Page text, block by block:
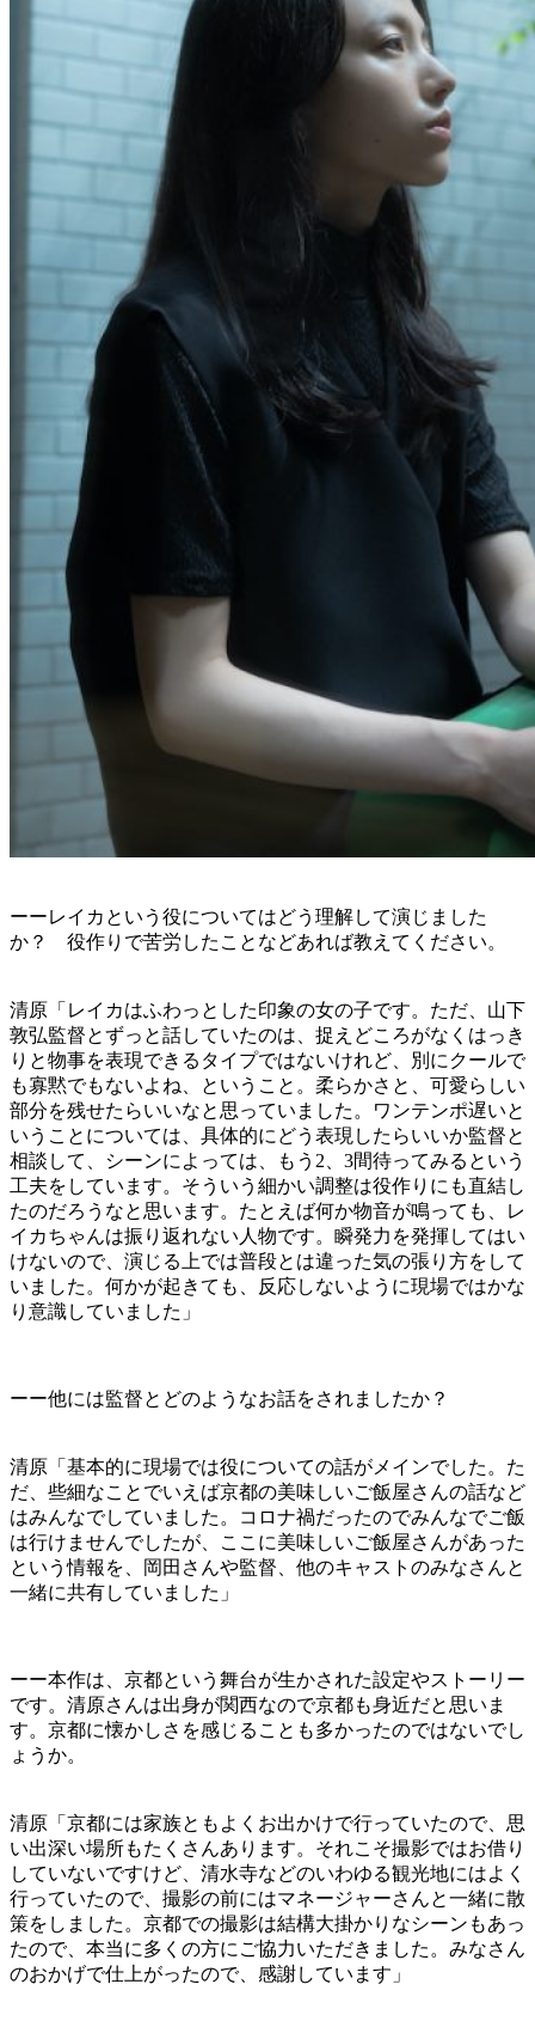
ーーレイカという役についてはどう理解して演じました
か？ 役作りで苦労したことなどあれば教えてください。
清原「レイカはふわっとした印象の女の子です。ただ、山下
敦弘監督とずっと話していたのは、捉えどころがなくはっき
りと物事を表現できるタイプではないけれど、別にクールで
も寡黙でもないよね、ということ。柔らかさと、可愛らしい
部分を残せたらいいなと思っていました。ワンテンポ遅いと
いうことについては、具体的にどう表現したらいいか監督と
相談して、シーンによっては、もう2、3間待ってみるという
工夫をしています。そういう細かい調整は役作りにも直結し
たのだろうなと思います。たとえば何か物音が鳴っても、レ
イカちゃんは振り返れない人物です。瞬発力を発揮してはい
けないので、演じる上では普段とは違った気の張り方をして
いました。何かが起きても、反応しないように現場ではかな
り意識していました」
ーー他には監督とどのようなお話をされましたか？
清原「基本的に現場では役についての話がメインでした。た
だ、些細なことでいえば京都の美味しいご飯屋さんの話など
はみんなでしていました。コロナ禍だったのでみんなでご飯
は行けませんでしたが、ここに美味しいご飯屋さんがあった
という情報を、岡田さんや監督、他のキャストのみなさんと
一緒に共有していました」
ーー本作は、京都という舞台が生かされた設定やストーリー
です。清原さんは出身が関西なので京都も身近だと思いま
す。京都に懐かしさを感じることも多かったのではないでし
ょうか。
清原「京都には家族ともよくお出かけで行っていたので、思
い出深い場所もたくさんあります。それこそ撮影ではお借り
していないですけど、清水寺などのいわゆる観光地にはよく
行っていたので、撮影の前にはマネージャーさんと一緒に散
策をしました。京都での撮影は結構大掛かりなシーンもあっ
たので、本当に多くの方にご協力いただきました。みなさん
のおかげで仕上がったので、感謝しています」